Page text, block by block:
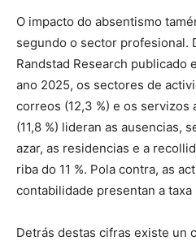
O impacto do absentismo
segundo o sector profesional.
Randstad Research publicado
ano 2025, os sectores de
correos (12,3 %) e os servizos
(11,8 %) lideran as ausencias,
azar, as residencias e a
riba do 11 %. Pola contra, as
contabilidade presentan a taxa
Detrás destas cifras existe un